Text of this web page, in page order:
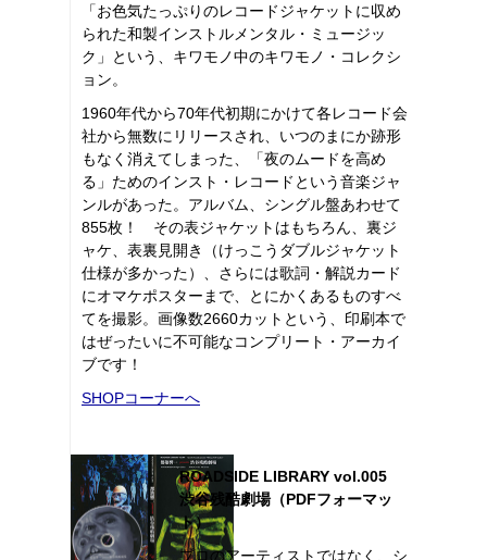
「お色気たっぷりのレコードジャケットに収め
られた和製インストルメンタル・ミュージッ
ク」という、キワモノ中のキワモノ・コレクシ
ョン。
1960年代から70年代初期にかけて各レコード会
社から無数にリリースされ、いつのまにか跡形
もなく消えてしまった、「夜のムードを高め
る」ためのインスト・レコードという音楽ジャ
ンルがあった。アルバム、シングル盤あわせて
855枚！ その表ジャケットはもちろん、裏ジ
ャケ、表裏見開き（けっこうダブルジャケット
仕様が多かった）、さらには歌詞・解説カード
にオマケポスターまで、とにかくあるものすべ
てを撮影。画像数2660カットという、印刷本で
はぜったいに不可能なコンプリート・アーカイ
ブです！
SHOPコーナーへ
ROADSIDE LIBRARY vol.005
渋谷残酷劇場（PDFフォーマッ
ト）
プロのアーティストではなく、シ